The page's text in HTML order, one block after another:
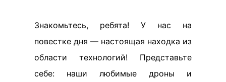
Знакомьтесь, ребята! У нас на
повестке дня — настоящая находка из
области технологий! Представьте
себе: наши любимые дроны и